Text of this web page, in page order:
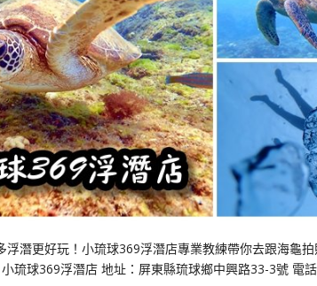
浮潛更好玩！小琉球369浮潛店專業教練帶你去跟海龜
球369浮潛店 地址：屏東縣琉球鄉中興路33-3號 電